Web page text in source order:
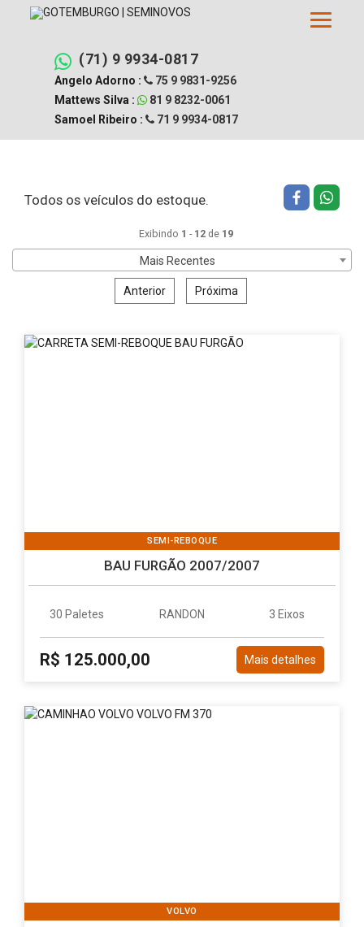
(71) 9 9934-0817
Angelo Adorno :
75 9 9831-9256
Mattews Silva :
81 9 8232-0061
Samoel Ribeiro :
71 9 9934-0817
Filtrar busca Limpar filtros
Todos os veículos do estoque.
Mais Recentes
Exibindo 1 - 12 de 19
Anterior Próxima
SEMI-REBOQUE
BAU FURGÃO 2007/2007
30 Paletes RANDON 3 Eixos
R$ 125.000,00 Mais detalhes
VOLVO